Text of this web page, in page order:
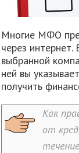
Многие МФО
через
выбранной
ней вы
получить
Как
от